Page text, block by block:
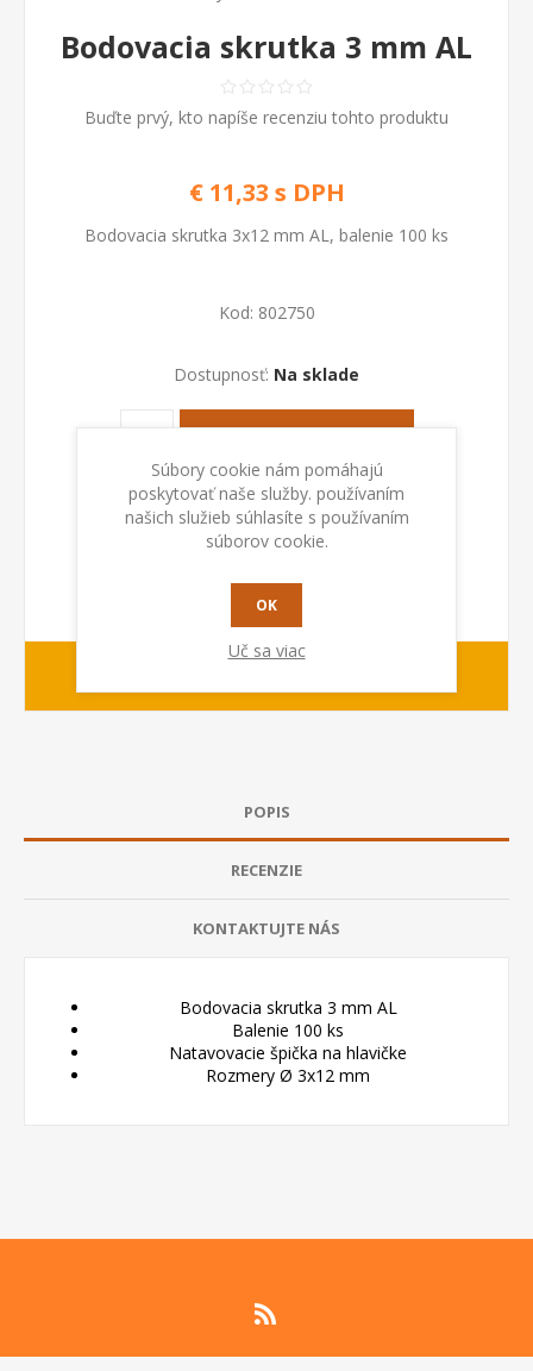
Bodovacia skrutka 3 mm AL
Buďte prvý, kto napíše recenziu tohto produktu
€ 11,33 s DPH
Bodovacia skrutka 3x12 mm AL, balenie 100 ks
Kod: 802750
Dostupnosť: Na sklade
POPIS
RECENZIE
KONTAKTUJTE NÁS
Bodovacia skrutka 3 mm AL
Balenie 100 ks
Natavovacie špička na hlavičke
Rozmery Ø 3x12 mm
Súbory cookie nám pomáhajú
poskytovať naše služby. používaním
našich služieb súhlasíte s používaním
súborov cookie.
OK
Uč sa viac